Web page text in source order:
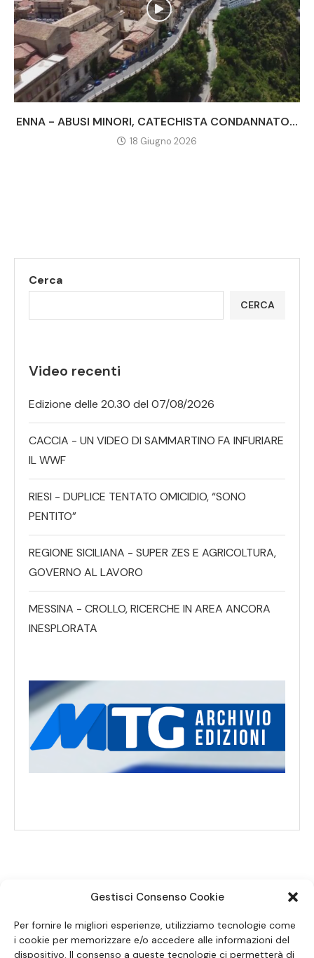
Gestisci Consenso Cookie
Per fornire le migliori esperienze, utilizziamo tecnologie come
i cookie per memorizzare e/o accedere alle informazioni del
dispositivo. Il consenso a queste tecnologie ci permetterà di
ENNA - ABUSI MINORI, CATECHISTA CONDANNATO...
18 Giugno 2026
Cerca
CERCA
Video recenti
Edizione delle 20.30 del 07/08/2026
CACCIA - UN VIDEO DI SAMMARTINO FA INFURIARE
IL WWF
RIESI - DUPLICE TENTATO OMICIDIO, “SONO
PENTITO”
REGIONE SICILIANA - SUPER ZES E AGRICOLTURA,
GOVERNO AL LAVORO
MESSINA - CROLLO, RICERCHE IN AREA ANCORA
INESPLORATA
SEGUICI SUI SOCIAL